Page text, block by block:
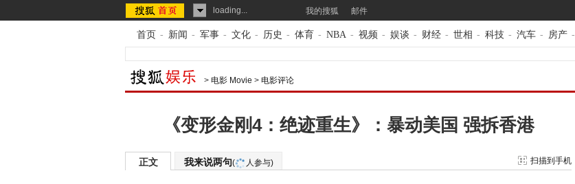
loading... 我的搜狐 邮件
首页 - 新闻 - 军事 - 文化 - 历史 - 体育 - NBA - 视频 - 娱谈 - 财经 - 世相 - 科技 - 汽车 - 房产 -
> 电影 Movie > 电影评论
《变形金刚4：绝迹重生》：暴动美国 强拆香港
正文 我来说两句( 人参与) 扫描到手机